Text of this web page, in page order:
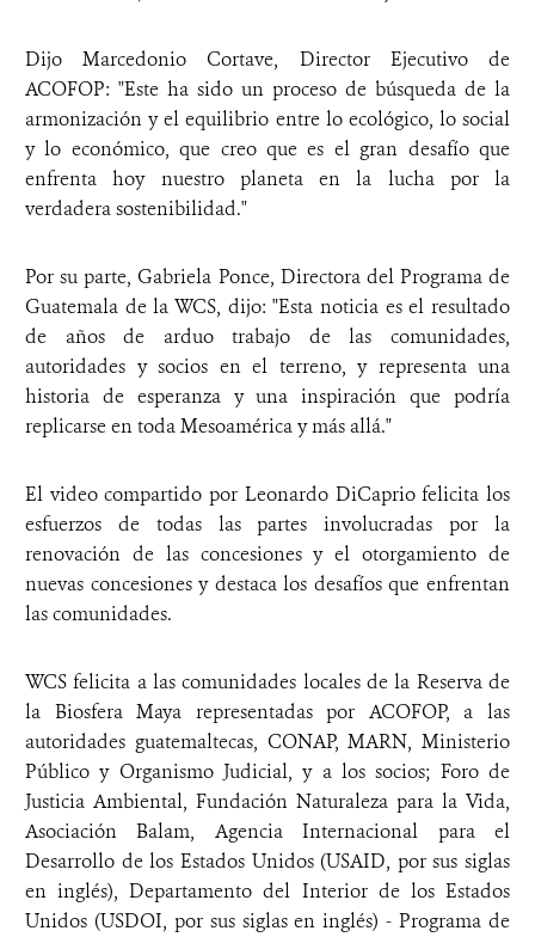
Dijo Marcedonio Cortave, Director Ejecutivo de
ACOFOP: "Este ha sido un proceso de búsqueda de la
armonización y el equilibrio entre lo ecológico, lo social
y lo económico, que creo que es el gran desafío que
enfrenta hoy nuestro planeta en la lucha por la
verdadera sostenibilidad."
Por su parte, Gabriela Ponce, Directora del Programa de
Guatemala de la WCS, dijo: "Esta noticia es el resultado
de años de arduo trabajo de las comunidades,
autoridades y socios en el terreno, y representa una
historia de esperanza y una inspiración que podría
replicarse en toda Mesoamérica y más allá."
El video compartido por Leonardo DiCaprio felicita los
esfuerzos de todas las partes involucradas por la
renovación de las concesiones y el otorgamiento de
nuevas concesiones y destaca los desafíos que enfrentan
las comunidades.
WCS felicita a las comunidades locales de la Reserva de
la Biosfera Maya representadas por ACOFOP, a las
autoridades guatemaltecas, CONAP, MARN, Ministerio
Público y Organismo Judicial, y a los socios; Foro de
Justicia Ambiental, Fundación Naturaleza para la Vida,
Asociación Balam, Agencia Internacional para el
Desarrollo de los Estados Unidos (USAID, por sus siglas
en inglés), Departamento del Interior de los Estados
Unidos (USDOI, por sus siglas en inglés) - Programa de